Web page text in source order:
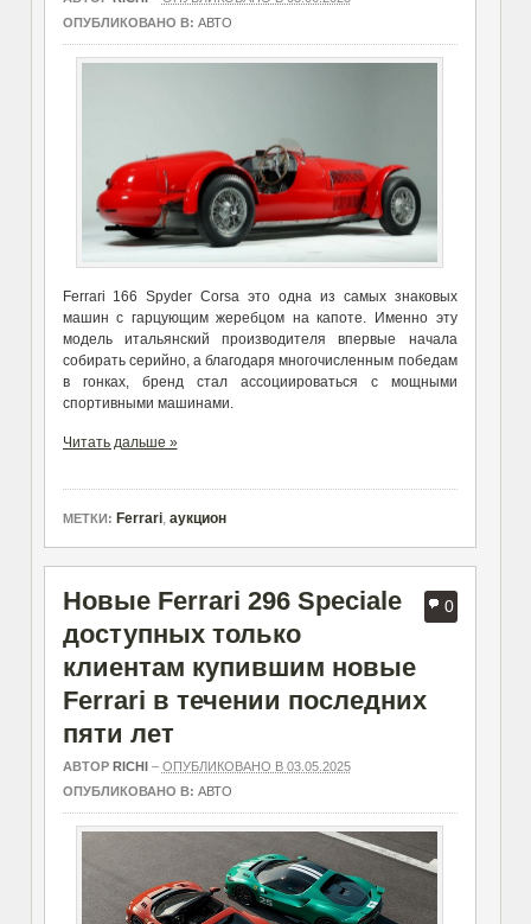
ОПУБЛИКОВАНО В: АВТО
Ferrari 166 Spyder Corsa это одна из самых знаковых
машин с гарцующим жеребцом на капоте. Именно эту
модель итальянский производителя впервые начала
собирать серийно, а благодаря многочисленным победам
в гонках, бренд стал ассоциироваться с мощными
спортивными машинами.
Читать дальше »
МЕТКИ: Ferrari, аукцион
0
Новые Ferrari 296 Speciale
доступных только
клиентам купившим новые
Ferrari в течении последних
пяти лет
АВТОР RICHI– ОПУБЛИКОВАНО В 03.05.2025
ОПУБЛИКОВАНО В: АВТО